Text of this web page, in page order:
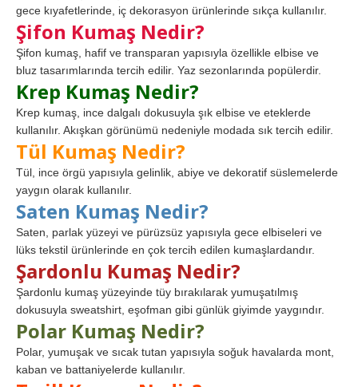
gece kıyafetlerinde, iç dekorasyon ürünlerinde sıkça kullanılır.
Şifon Kumaş Nedir?
Şifon kumaş, hafif ve transparan yapısıyla özellikle elbise ve
bluz tasarımlarında tercih edilir. Yaz sezonlarında popülerdir.
Krep Kumaş Nedir?
Krep kumaş, ince dalgalı dokusuyla şık elbise ve eteklerde
kullanılır. Akışkan görünümü nedeniyle modada sık tercih edilir.
Tül Kumaş Nedir?
Tül, ince örgü yapısıyla gelinlik, abiye ve dekoratif süslemelerde
yaygın olarak kullanılır.
Saten Kumaş Nedir?
Saten, parlak yüzeyi ve pürüzsüz yapısıyla gece elbiseleri ve
lüks tekstil ürünlerinde en çok tercih edilen kumaşlardandır.
Şardonlu Kumaş Nedir?
Şardonlu kumaş yüzeyinde tüy bırakılarak yumuşatılmış
dokusuyla sweatshirt, eşofman gibi günlük giyimde yaygındır.
Polar Kumaş Nedir?
Polar, yumuşak ve sıcak tutan yapısıyla soğuk havalarda mont,
kaban ve battaniyelerde kullanılır.